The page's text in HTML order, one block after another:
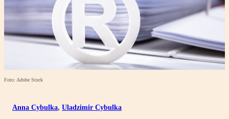
Foto: Adobe Stock
Anna Cybulka, Uladzimir Cybulka